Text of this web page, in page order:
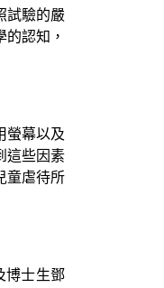
試驗的嚴
認知，
螢幕以及
這些因素
童虐待所
博士生鄧